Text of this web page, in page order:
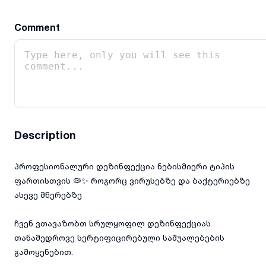
Comment
Description
პროფესიონალური დეზინფექცია ნებისმიერი ტიპის
ფართისთვის 🦠✨ როგორც ვირუსებზე და ბაქტერიებზე
ასევე მწერებზე
ჩვენ ვთავაზობთ სრულყოფილ დეზინფექციას
თანამედროვე სერტიფიცირებული საშუალებების
გამოყენებით.